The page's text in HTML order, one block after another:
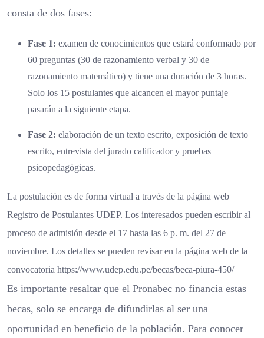
consta de dos fases:
Fase 1: examen de conocimientos que estará conformado por
60 preguntas (30 de razonamiento verbal y 30 de
razonamiento matemático) y tiene una duración de 3 horas.
Solo los 15 postulantes que alcancen el mayor puntaje
pasarán a la siguiente etapa.
Fase 2: elaboración de un texto escrito, exposición de texto
escrito, entrevista del jurado calificador y pruebas
psicopedagógicas.
La postulación es de forma virtual a través de la página web
Registro de Postulantes UDEP. Los interesados pueden escribir al
proceso de admisión desde el 17 hasta las 6 p. m. del 27 de
noviembre. Los detalles se pueden revisar en la página web de la
convocatoria https://www.udep.edu.pe/becas/beca-piura-450/
Es importante resaltar que el Pronabec no financia estas
becas, solo se encarga de difundirlas al ser una
oportunidad en beneficio de la población. Para conocer